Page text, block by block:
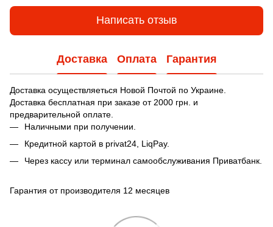
Написать отзыв
Доставка Оплата Гарантия
Доставка осуществляеться Новой Почтой по Украине.
Доставка бесплатная при заказе от 2000 грн. и
предварительной оплате.
Наличными при получении.
Кредитной картой в privat24, LiqPay.
Через кассу или терминал самообслуживания Приватбанк.
Гарантия от производителя 12 месяцев